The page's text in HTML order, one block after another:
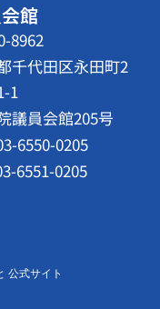
館
8962
千代田区永田町2
1
議員会館205号
6550-0205
6551-0205
公式サイト